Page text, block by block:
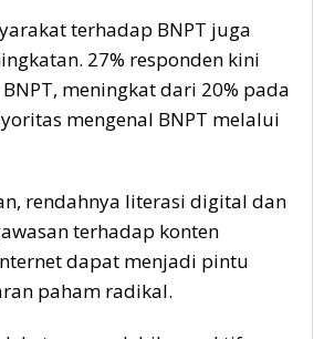
terhadap BNPT juga
27% responden kini
meningkat dari 20% pada
mengenal BNPT melalui
rendahnya literasi digital dan
terhadap konten
dapat menjadi pintu
paham radikal.